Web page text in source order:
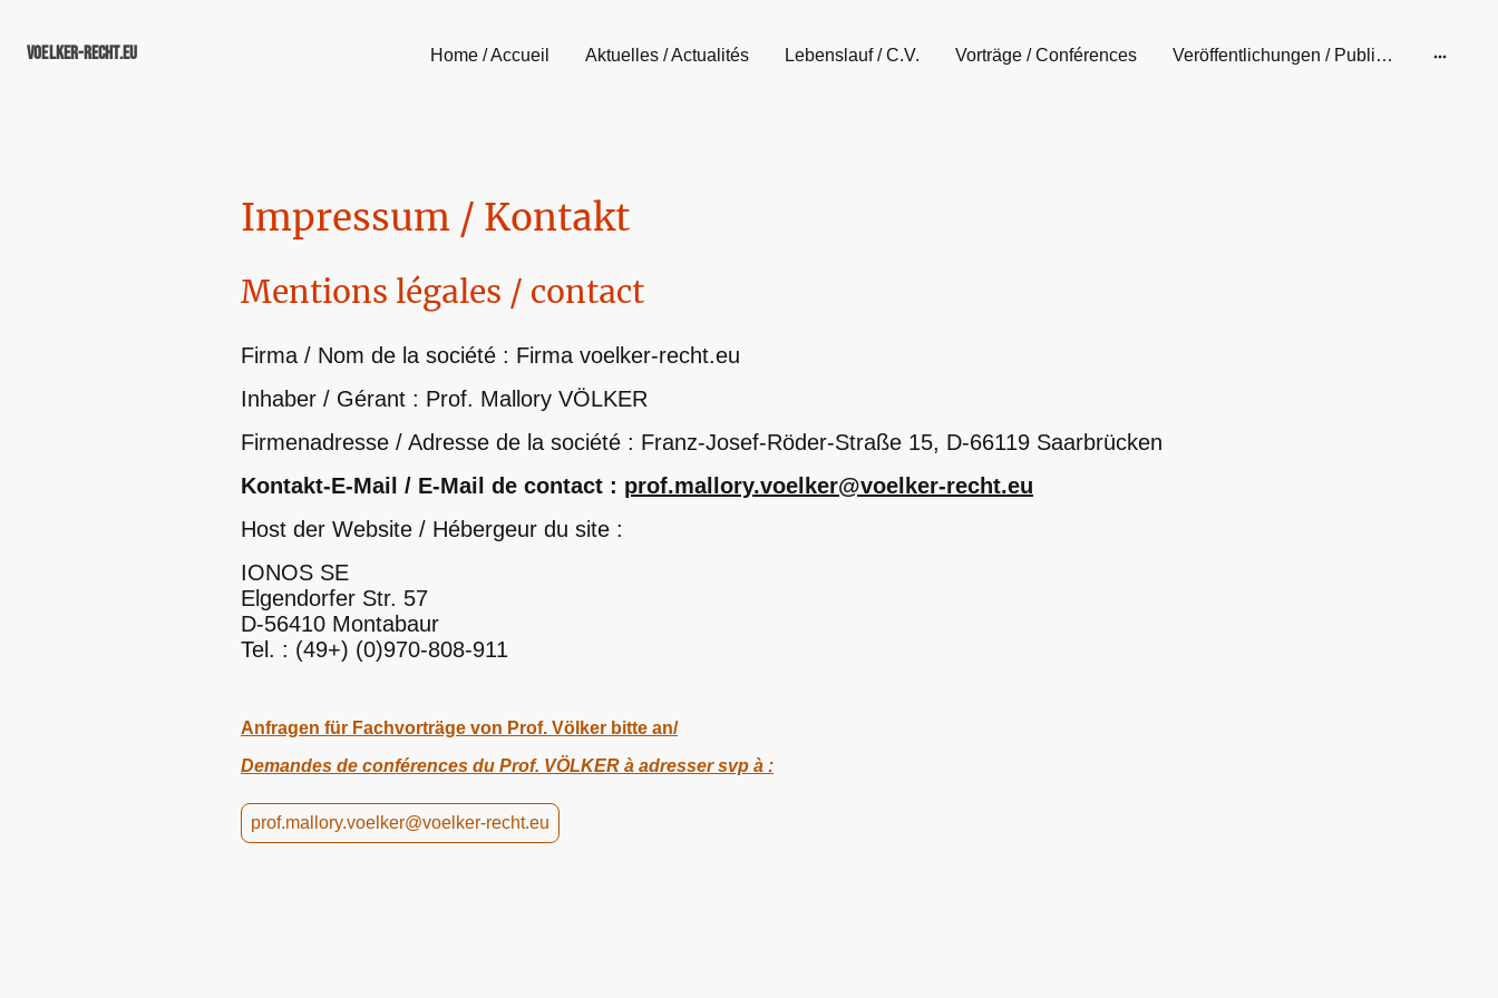
voelker-recht.eu Home / Accueil Aktuelles / Actualités Lebenslauf / C.V. Vorträge / Conférences Veröffentlichungen / Publications
Impressum / Kontakt
Mentions légales / contact
Firma / Nom de la société : Firma voelker-recht.eu
Inhaber / Gérant : Prof. Mallory VÖLKER
Firmenadresse / Adresse de la société : Franz-Josef-Röder-Straße 15, D-66119 Saarbrücken
Kontakt-E-Mail / E-Mail de contact : prof.mallory.voelker@voelker-recht.eu
Host der Website / Hébergeur du site :
IONOS SE
Elgendorfer Str. 57
D-56410 Montabaur
Tel. : (49+) (0)970-808-911
Anfragen für Fachvorträge von Prof. Völker bitte an/
Demandes de conférences du Prof. VÖLKER à adresser svp à :
prof.mallory.voelker@voelker-recht.eu